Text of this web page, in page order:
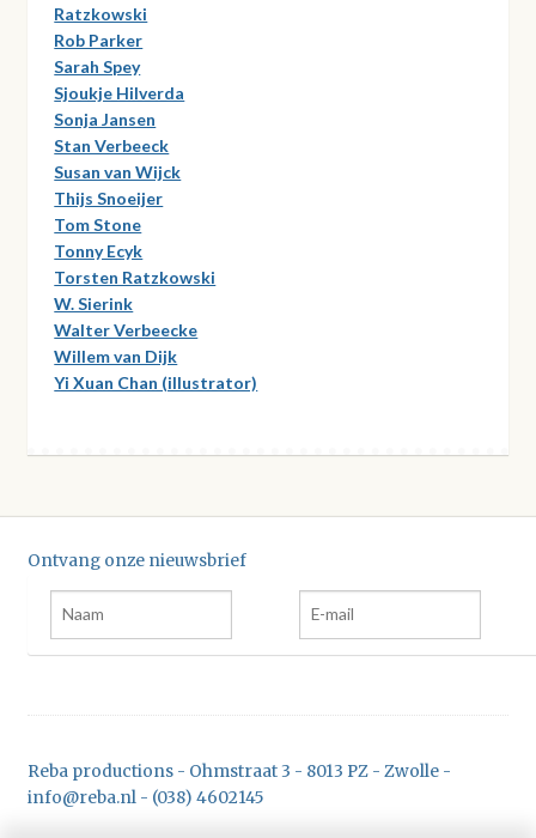
Ratzkowski
Rob Parker
Sarah Spey
Sjoukje Hilverda
Sonja Jansen
Stan Verbeeck
Susan van Wijck
Thijs Snoeijer
Tom Stone
Tonny Ecyk
Torsten Ratzkowski
W. Sierink
Walter Verbeecke
Willem van Dijk
Yi Xuan Chan (illustrator)
Ontvang onze nieuwsbrief
Reba productions - Ohmstraat 3 - 8013 PZ - Zwolle -
info@reba.nl - (038) 4602145